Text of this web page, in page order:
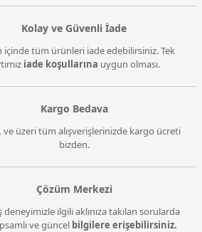
Kolay ve Güvenli İade
içinde tüm ürünleri iade edebilirsiniz. Tek
iade koşullarına uygun olması.
Kargo Bedava
ve üzeri tüm alışverişlerinizde kargo ücreti
bizden.
Çözüm Merkezi
deneyimizle ilgili aklınıza takılan sorularda
ve güncel bilgilere erişebilirsiniz.